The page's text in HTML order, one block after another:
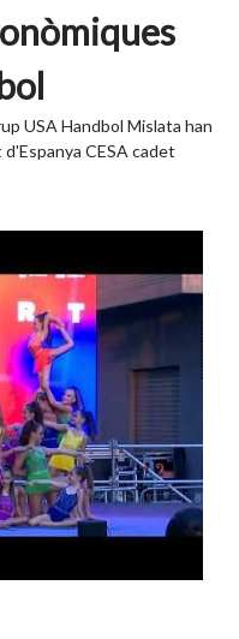
USA Handbol Mislata han
CESA cadet